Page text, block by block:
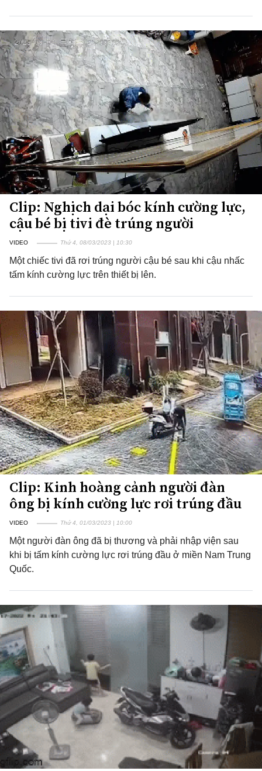
Clip: Nghịch dại bóc kính cường lực,
cậu bé bị tivi đè trúng người
VIDEO Thứ 4, 08/03/2023 | 10:30
Một chiếc tivi đã rơi trúng người cậu bé sau khi cậu nhấc
tấm kính cường lực trên thiết bị lên.
Clip: Kinh hoàng cảnh người đàn
ông bị kính cường lực rơi trúng đầu
VIDEO Thứ 4, 01/03/2023 | 10:00
Một người đàn ông đã bị thương và phải nhập viện sau
khi bị tấm kính cường lực rơi trúng đầu ở miền Nam Trung
Quốc.